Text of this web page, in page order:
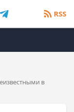
RSS
в